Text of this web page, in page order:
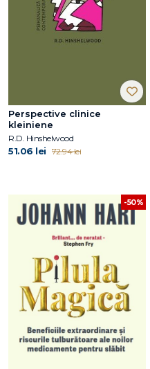
Perspective clinice
kleiniene
R.D. Hinshelwood
51.06 lei 72.94 lei
-50%